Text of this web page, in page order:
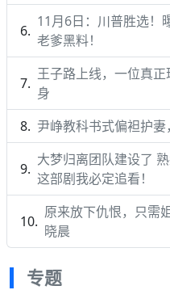
11月6日：川普胜选！
老爹黑料！
王子路上线，一位真
身
尹峥教科书式偏袒护
大梦归离团队建设了
这部剧我必定追看！
原来放下仇恨，只需
晓晨
专题